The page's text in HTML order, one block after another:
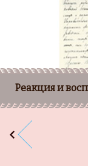
Реакция и
r